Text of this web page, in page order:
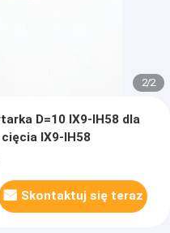
2/2
D=10 IX9-IH58 dla
IX9-IH58
Skontaktuj się teraz